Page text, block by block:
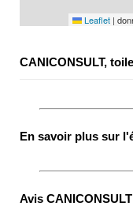
Leaflet |
CANICONSULT,
En savoir plus sur
Avis